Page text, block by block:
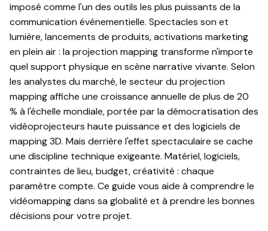
imposé comme l'un des outils les plus puissants de la
communication événementielle. Spectacles son et
lumière, lancements de produits, activations marketing
en plein air : la projection mapping transforme n'importe
quel support physique en scène narrative vivante. Selon
les analystes du marché, le secteur du projection
mapping affiche une croissance annuelle de plus de 20
% à l'échelle mondiale, portée par la démocratisation des
vidéoprojecteurs haute puissance et des logiciels de
mapping 3D. Mais derrière l'effet spectaculaire se cache
une discipline technique exigeante. Matériel, logiciels,
contraintes de lieu, budget, créativité : chaque
paramètre compte. Ce guide vous aide à comprendre le
vidéomapping dans sa globalité et à prendre les bonnes
décisions pour votre projet.